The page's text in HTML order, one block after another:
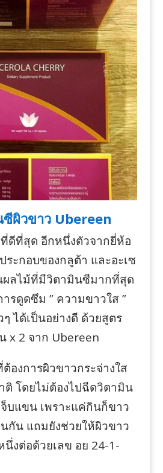
ผิวขาว Ubereen
ที่ดีที่สุด อีกหนึ่งตัวจากยี่ห้อ
ะกอบของกลูต้า และอะเซ
ผลไม้ที่มีวิตามินซีมากที่สุด
รดูดซึม ” ความขาวใส ”
ๆ ได้เป็นอย่างดี ด้วยสูตร
x 2 จาก Ubereen
องการผิวขาวกระจ่างใส
ติ โดยไม่ต้องไปฉีดวิตามิน
บแขน เพราะแค่กินก็ขาว
กัน แถมยังช่วยให้ผิวขาว
งต่อด้วยเลข อย 24-1-